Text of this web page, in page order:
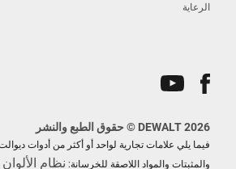
الرعاية
DEWALT 2026 © حقوق الطبع والنشر
فيما يلي علامات تجارية لواحد أو أكثر من أدوات
والمثبتات والمواد اللاصقة للخرسانة: نظام